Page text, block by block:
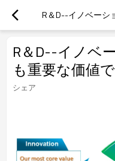
R＆D--イノベ
も重要な価値
シェア